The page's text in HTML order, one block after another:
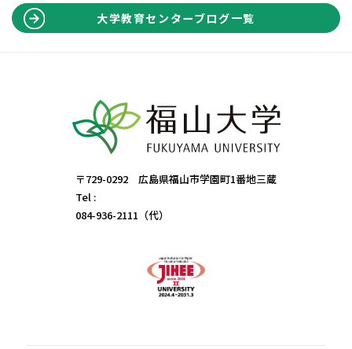
大学教育センターブログ一覧
〒729-0292 広島県福山市学園町1番地三蔵
Tel :
084-936-2111（代）